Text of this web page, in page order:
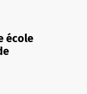
école